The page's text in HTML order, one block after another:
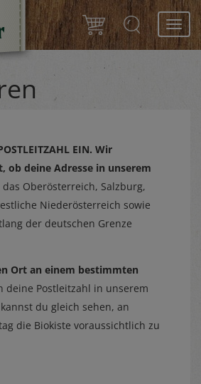
EIN. Wir
ob deine Adresse in unserem
das Oberösterreich, Salzburg,
Niederösterreich sowie
der deutschen Grenze
Ort an einem bestimmten
deine Postleitzahl in unserem
du gleich sehen, an
die Biokiste voraussichtlich zu